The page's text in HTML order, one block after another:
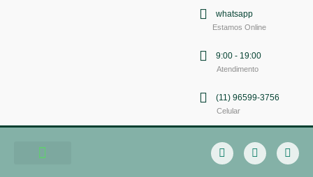
whatsapp
Estamos Online
9:00 - 19:00
Atendimento
(11) 96599-3756
Celular